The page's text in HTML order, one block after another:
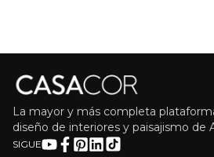
La mayor y más completa
diseño de interiores y paisajismo de
SIGUE